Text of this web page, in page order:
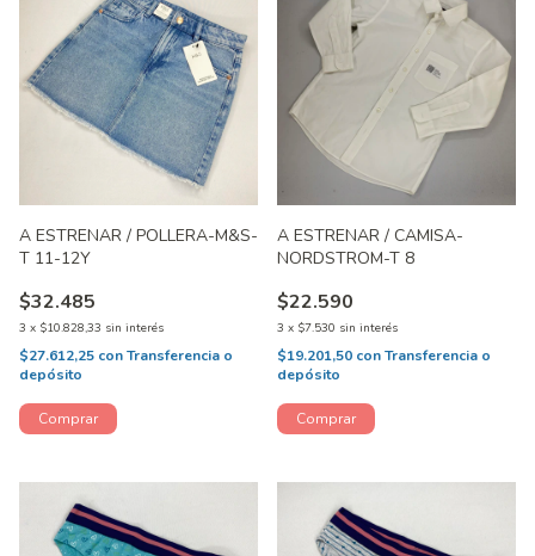
A ESTRENAR / POLLERA-M&S-
T 11-12Y
$32.485
3 x $10.828,33 sin interés
$27.612,25 conTransferencia o
depósito
A ESTRENAR / CAMISA-
NORDSTROM-T 8
$22.590
3 x $7.530 sin interés
$19.201,50 conTransferencia o
depósito